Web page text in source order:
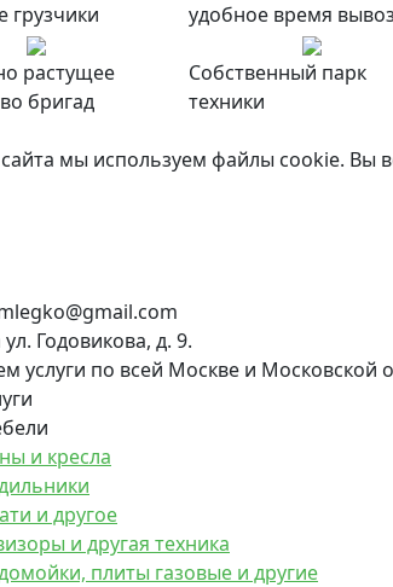
грузчики
удобное время
растущее
бригад
Собственный парк
техники
мы используем файлы cookie. Вы
Годовикова, д. 9.
услуги по всей Москве и Московской
и кресла
и другое
и другая техника
плиты газовые и другие